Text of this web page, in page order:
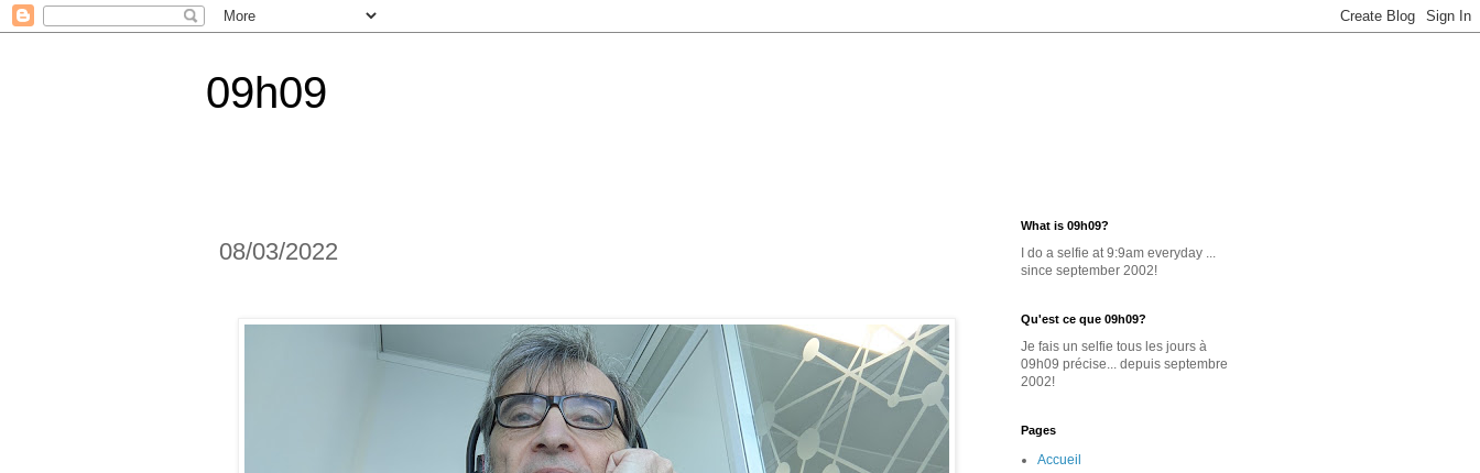
09h09
08/03/2022
What is 09h09?
I do a selfie at 9:9am everyday ...
since september 2002!
Qu'est ce que 09h09?
Je fais un selfie tous les jours à
09h09 précise... depuis septembre
2002!
Pages
Accueil